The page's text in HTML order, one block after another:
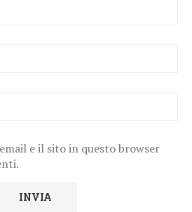
e il sito in questo browser